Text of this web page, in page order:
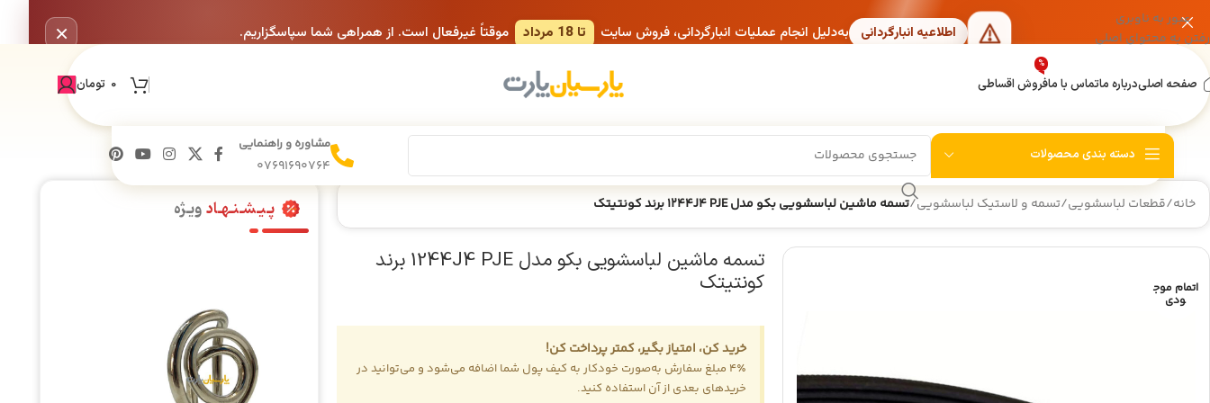
عبور به ناوبری
رفتن به محتوای اصلی
اطلاعیه انبارگردانی به‌دلیل انجام عملیات انبارگردانی، فروش سایت تا 18 مرداد موقتاً غیرفعال است. از همراهی شما سپاسگزاریم. ×
صفحه اصلیدرباره ماتماس با مافروش اقساطی
%
0 تومان
دسته بندی محصولات
مشاوره و راهنمایی
07691690764
خانه/قطعات لباسشویی/تسمه و لاستیک لباسشویی/تسمه ماشین لباسشویی بکو مدل 1244J4 PJE برند کونتیتک
اتمام موج
ودی
تسمه ماشین لباسشویی بکو مدل 1244J4 PJE برند
کونتیتک
خرید کن، امتیاز بگیر، کمتر پرداخت کن!
4٪ مبلغ سفارش به‌صورت خودکار به کیف پول شما اضافه می‌شود و می‌توانید در
خریدهای بعدی از آن استفاده کنید.
پـیـشـنـهـادویـژه